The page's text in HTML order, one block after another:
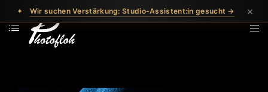
✦ Wir suchen Verstärkung: Studio-Assistent:in gesucht → ×